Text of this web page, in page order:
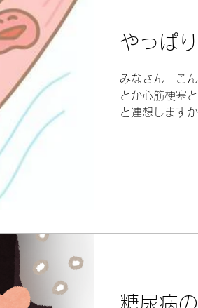
やっぱ
みなさん こん
とか心筋梗塞
と連想します
糖尿病